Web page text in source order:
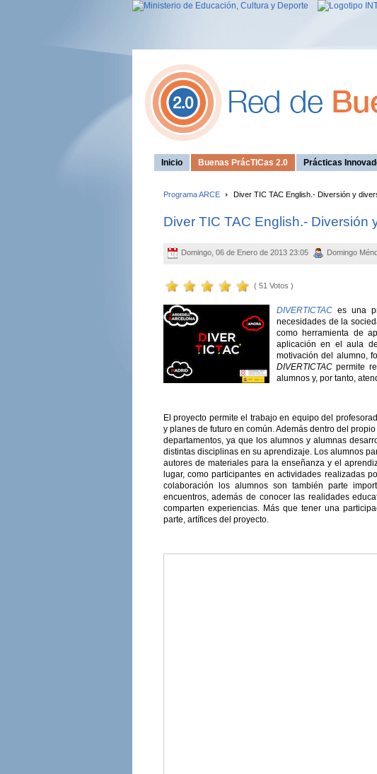
Inicio Buenas PrácTICas 2.0 Prácticas
Programa ARCE Diver TIC TAC English.- Diversión y
Diver TIC TAC English.- Diversión
Domingo, 06 de Enero de 2013 23:05 Domingo
( 51 Votos )
DIVERTICTACes una
necesidades de la
como herramienta de
aplicación en el aula
motivación del alumno,
DIVERTICTACpermite
alumnos y, por tanto,
El proyecto permite el trabajo en equipo del
y planes de futuro en común. Además dentro del
departamentos, ya que los alumnos y alumnas
distintas disciplinas en su aprendizaje. Los alumnos
autores de materiales para la enseñanza y el
lugar, como participantes en actividades realizadas
colaboración los alumnos son también parte
encuentros, además de conocer las realidades
comparten experiencias. Más que tener una
parte, artífices del proyecto.